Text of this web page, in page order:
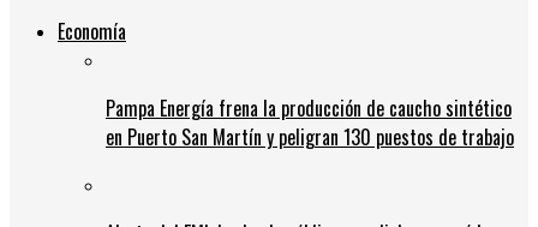
Economía
Pampa Energía frena la producción de caucho sintético
en Puerto San Martín y peligran 130 puestos de trabajo